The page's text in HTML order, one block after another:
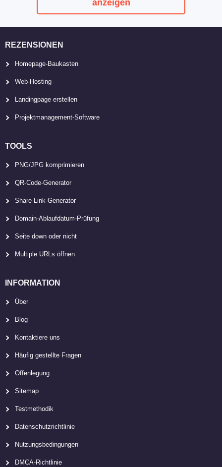
anzeigen
REZENSIONEN
Homepage-Baukasten
Web-Hosting
Landingpage erstellen
Projektmanagement-Software
TOOLS
PNG/JPG komprimieren
QR-Code-Generator
Share-Link-Generator
Domain-Ablaufdatum-Prüfung
Seite down oder nicht
Multiple URLs öffnen
INFORMATION
Über
Blog
Kontaktiere uns
Häufig gestellte Fragen
Offenlegung
Sitemap
Testmethodik
Datenschutzrichtlinie
Nutzungsbedingungen
DMCA-Richtlinie